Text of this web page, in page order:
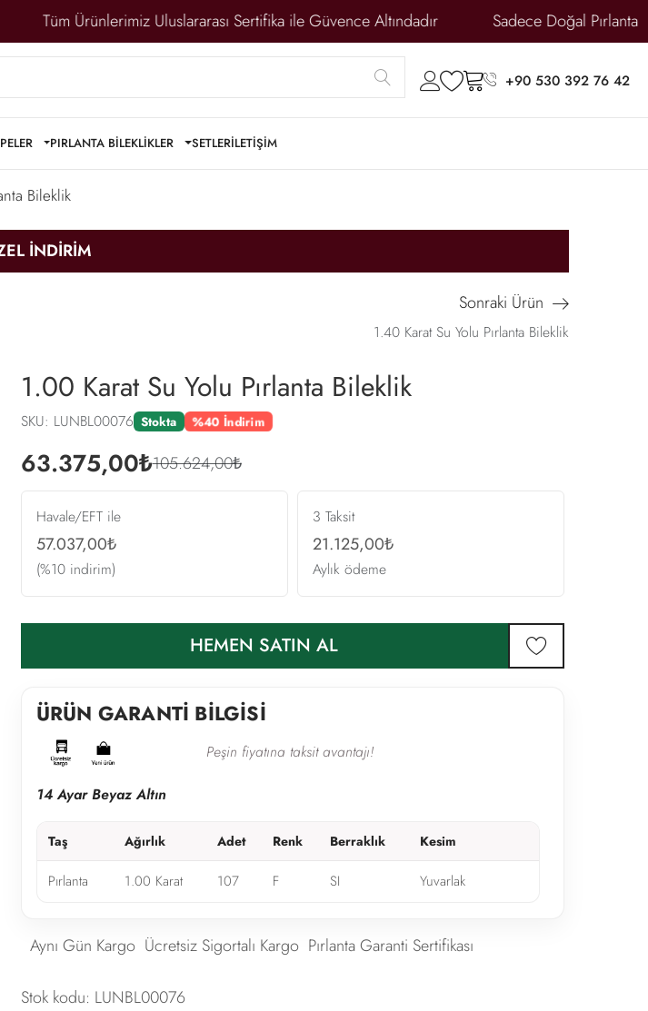
Tüm Ürünlerimiz Uluslararası Sertifika ile Güvence Altındadır Sadece Doğal Pırlanta
submit account
wishlist
cart+90 530 392 76 42
PIRLANTA BİLEKLİKLER SETLERİLETİŞİM
Bileklik
İNDİRİM
Sonraki Ürün
1.40 Karat Su Yolu Pırlanta Bileklik
1.00 Karat Su Yolu Pırlanta Bileklik
SKU: LUNBL00076 Stokta %40 İndirim
63.375,00₺105.624,00₺
Havale/EFT ile
57.037,00₺
(%10 indirim)
3 Taksit
21.125,00₺
Aylık ödeme
HEMEN SATIN AL
favorilere ekle
ÜRÜN GARANTİ BİLGİSİ
Peşin fiyatına taksit avantajı!
14 Ayar Beyaz Altın
Taş Ağırlık Adet Renk Berraklık Kesim
Pırlanta 1.00 Karat 107 F SI Yuvarlak
Aynı Gün Kargo Ücretsiz Sigortalı Kargo Pırlanta Garanti Sertifikası
Stok kodu: LUNBL00076